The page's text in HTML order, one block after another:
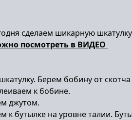
сделаем шикарную
посмотреть в ВИДЕО
Берем бобину от
к бобине.
джутом.
к бутылке на уровне талии.